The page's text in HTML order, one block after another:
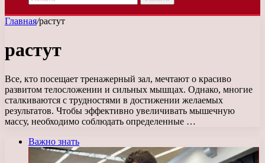
Главная/растут
растут
Все, кто посещает тренажерный зал, мечтают о красиво
развитом телосложении и сильных мышцах. Однако, многие
сталкиваются с трудностями в достижении желаемых
результатов. Чтобы эффективно увеличивать мышечную
массу, необходимо соблюдать определенные …
Важно знать